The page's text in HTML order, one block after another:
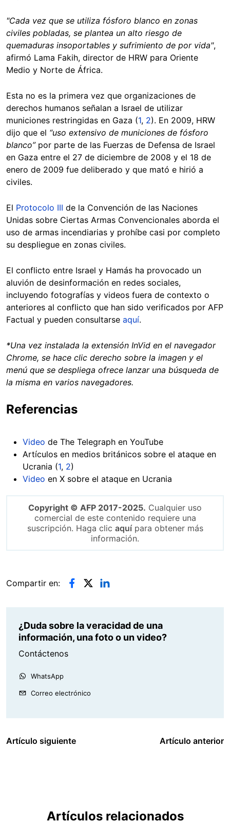
"Cada vez que se utiliza fósforo blanco en zonas
civiles pobladas, se plantea un alto riesgo de
quemaduras insoportables y sufrimiento de por vida",
afirmó Lama Fakih, director de HRW para Oriente
Medio y Norte de África.
Esta no es la primera vez que organizaciones de
derechos humanos señalan a Israel de utilizar
municiones restringidas en Gaza (1, 2). En 2009, HRW
dijo que el “uso extensivo de municiones de fósforo
blanco”por parte de las Fuerzas de Defensa de Israel
en Gaza entre el 27 de diciembre de 2008 y el 18 de
enero de 2009 fue deliberado y que mató e hirió a
civiles.
El Protocolo III de la Convención de las Naciones
Unidas sobre Ciertas Armas Convencionales aborda el
uso de armas incendiarias y prohíbe casi por completo
su despliegue en zonas civiles.
El conflicto entre Israel y Hamás ha provocado un
aluvión de desinformación en redes sociales,
incluyendo fotografías y videos fuera de contexto o
anteriores al conflicto que han sido verificados por AFP
Factual y pueden consultarse aquí.
*Una vez instalada la extensión InVid en el navegador
Chrome, se hace clic derecho sobre la imagen y el
menú que se despliega ofrece lanzar una búsqueda de
la misma en varios navegadores.
Referencias
Video de The Telegraph en YouTube
Artículos en medios británicos sobre el ataque en
Ucrania (1, 2)
Video en X sobre el ataque en Ucrania
Copyright © AFP 2017-2025. Cualquier uso
comercial de este contenido requiere una
suscripción. Haga clic aquípara obtener más
información.
Compartir en:
¿Duda sobre la veracidad de una
información, una foto o un video?
Contáctenos
WhatsApp
Correo electrónico
Artículo siguiente Artículo anterior
Artículos relacionados